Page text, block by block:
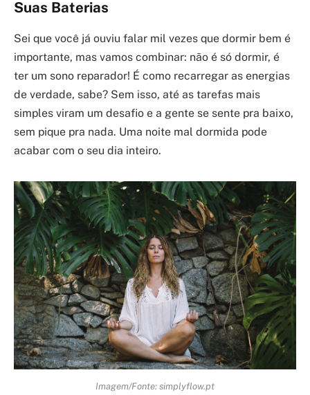
Suas Baterias
Sei que você já ouviu falar mil vezes que dormir bem é
importante, mas vamos combinar: não é só dormir, é
ter um sono reparador! É como recarregar as energias
de verdade, sabe? Sem isso, até as tarefas mais
simples viram um desafio e a gente se sente pra baixo,
sem pique pra nada. Uma noite mal dormida pode
acabar com o seu dia inteiro.
Imagem/Fonte: simplyflow.pt